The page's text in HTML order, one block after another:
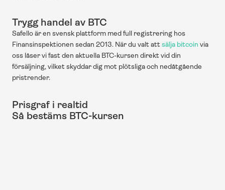
Trygg handel av BTC
Safello är en svensk plattform med full registrering hos
Finansinspektionen sedan 2013. När du valt att sälja bitcoin via
oss låser vi fast den aktuella BTC-kursen direkt vid din
försäljning, vilket skyddar dig mot plötsliga och nedåtgående
pristrender.
Prisgraf i realtid
Så bestäms BTC-kursen